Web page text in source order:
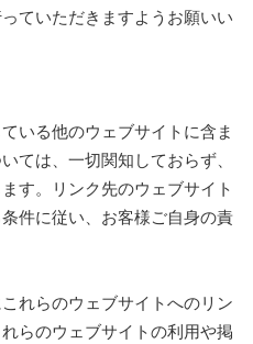
ていただきますようお願いい
いる他のウェブサイトに含ま
ては、一切関知しておらず、
す。リンク先のウェブサイト
件に従い、お客様ご自身の責
れらのウェブサイトへのリン
らのウェブサイトの利用や掲